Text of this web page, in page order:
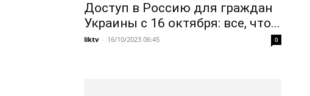
Доступ в Россию для граждан
Украины с 16 октября: все, что...
liktv - 16/10/2023 06:45 0